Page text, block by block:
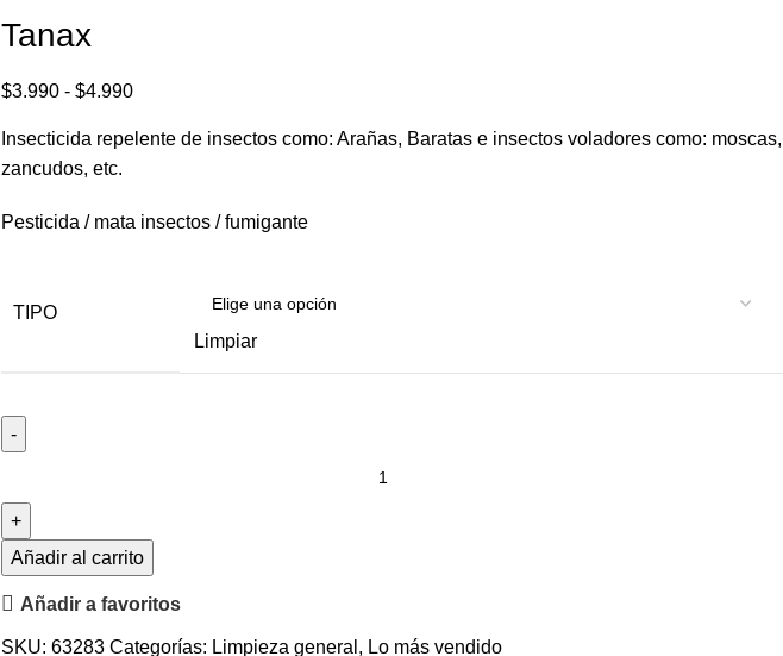
Tanax
$3.990 - $4.990
Insecticida repelente de insectos como: Arañas, Baratas e insectos voladores como: moscas,
zancudos, etc.
Pesticida / mata insectos / fumigante
TIPO
Limpiar
Añadir al carrito
Añadir a favoritos
SKU: 63283 Categorías: Limpieza general , Lo más vendido